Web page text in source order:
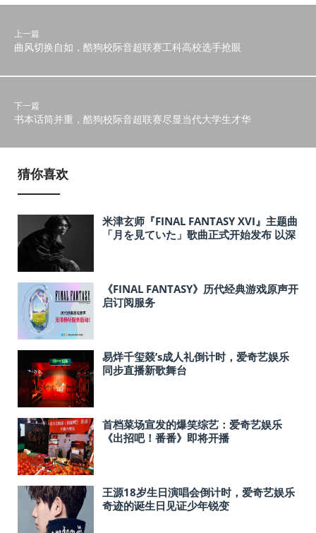
上一篇
曲风切换自如，酷狗校际音超联赛工科高校选手抢眼
下一篇
书本话筒并重，酷狗校际音超联赛尽显当代大学生才华
猜你喜欢
米津玄师『FINAL FANTASY XVI』主题曲
「月を見ていた」歌曲正式开始发布 以深
《FINAL FANTASY》历代经典游戏原声开
启订阅服务
易烊千玺燚’s成人礼倒计时，爱奇艺娱乐
同步直播新歌舞台
首档菜场宣发的爆笑综艺：爱奇艺娱乐
《出招吧！番番》即将开播
王源18岁生日演唱会倒计时，爱奇艺娱乐
奇迹的诞生日见证少年锐变